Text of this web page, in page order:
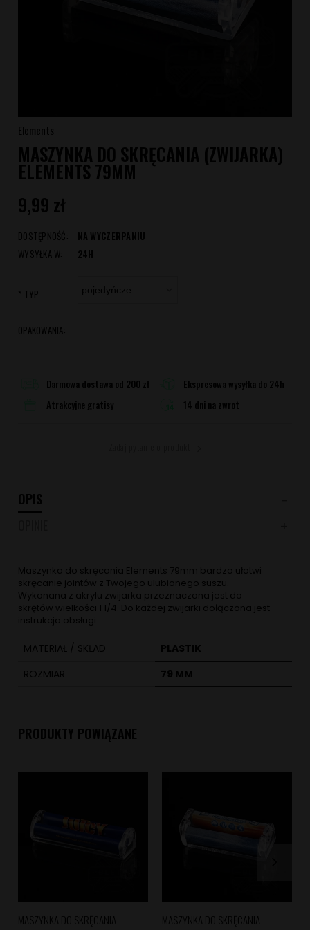
Elements
MASZYNKA DO SKRĘCANIA (ZWIJARKA)
ELEMENTS 79MM
9,99 zł
DOSTĘPNOŚĆ:
NA WYCZERPANIU
WYSYŁKA W:
24H
* TYP
OPAKOWANIA:
Darmowa dostawa od 200 zł
Ekspresowa wysyłka do 24h
Atrakcyjne gratisy
14 dni na zwrot
OPIS
Maszynka do skręcania Elements 79mm bardzo ułatwi
skręcanie jointów z Twojego ulubionego suszu.
Wykonana z akrylu zwijarka przeznaczona jest do
skrętów wielkości 1 1/4. Do każdej zwijarki dołączona jest
instrukcja obsługi.
MATERIAŁ / SKŁAD
PLASTIK
ROZMIAR
79 MM
PRODUKTY POWIĄZANE
MASZYNKA DO SKRĘCANIA
MASZYNKA DO SKRĘCANIA